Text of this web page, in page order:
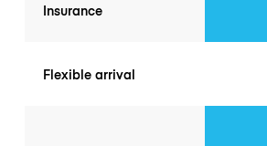
Insurance
Flexible arrival